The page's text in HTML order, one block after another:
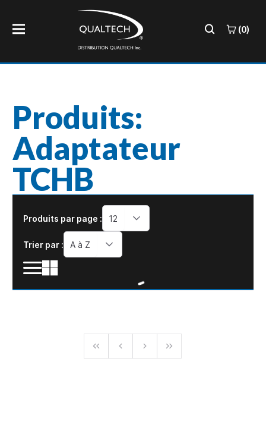
(0)
Produits:
Adaptateur
TCHB
Produits par page : 12
Trier par : A à Z